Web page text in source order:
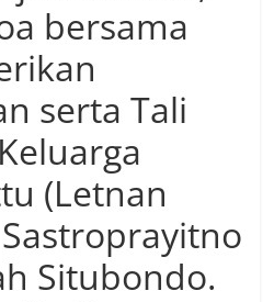
bersama
serta Tali
(Letnan
Situbondo.